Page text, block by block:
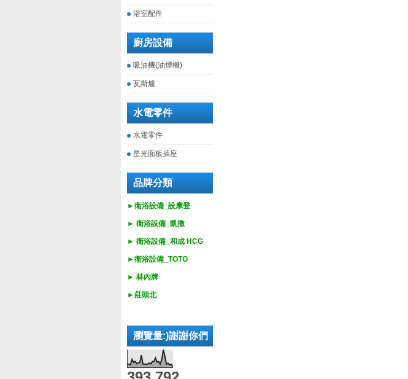
浴室配件
廚房設備
吸油機(油煙機)
瓦斯爐
水電零件
水電零件
星光面板插座
品牌分類
►衛浴設備_設摩登
► 衛浴設備_ 凱撒
► 衛浴設備_ 和成 HCG
►衛浴設備_ TOTO
► 林內牌
►莊頭北
瀏覽量:)謝謝你們